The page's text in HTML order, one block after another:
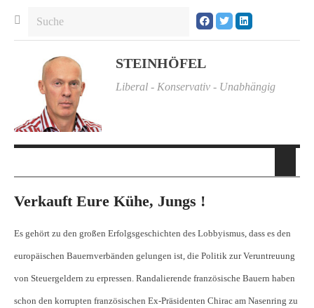
STEINHÖFEL
Liberal - Konservativ - Unabhängig
Verkauft Eure Kühe, Jungs !
Es gehört zu den großen Erfolgsgeschichten des Lobbyismus, dass es den
europäischen Bauernverbänden gelungen ist, die Politik zur Veruntreuung
von Steuergeldern zu erpressen. Randalierende französische Bauern haben
schon den korrupten französischen Ex-Präsidenten Chirac am Nasenring zu